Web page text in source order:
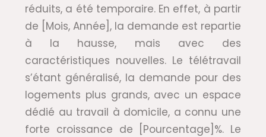
réduits, a été temporaire. En effet, à partir
de [Mois, Année], la demande est repartie
à la hausse, mais avec des
caractéristiques nouvelles. Le télétravail
s’étant généralisé, la demande pour des
logements plus grands, avec un espace
dédié au travail à domicile, a connu une
forte croissance de [Pourcentage]%. Le